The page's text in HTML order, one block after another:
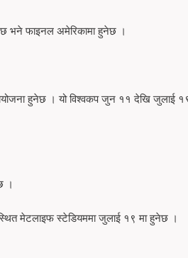
भने फाइनल अमेरिकामा हुनेछ ।
हुनेछ । यो विश्वकप जुन ११ देखि जुलाई
।
मेटलाइफ स्टेडियममा जुलाई १९ मा हुनेछ ।